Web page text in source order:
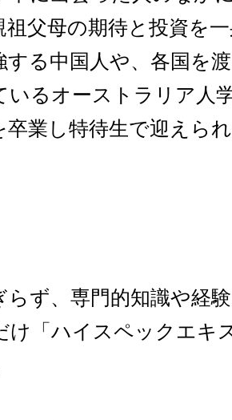
祖父母の期待と投資を
する中国人や、各国を
いるオーストラリア人
卒業し特待生で迎えら
らず、専門的知識や経
け「ハイスペックエキ